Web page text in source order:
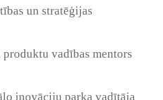
un stratēģijas
vadības mentors
inovāciju parka vadītāja